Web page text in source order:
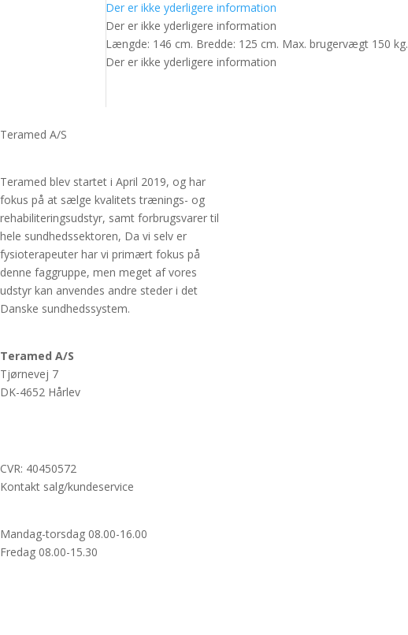
Der er ikke yderligere information
Der er ikke yderligere information
Længde: 146 cm. Bredde: 125 cm. Max. brugervægt 150 kg.
Der er ikke yderligere information
Teramed A/S
Teramed blev startet i April 2019, og har
fokus på at sælge kvalitets trænings- og
rehabiliteringsudstyr, samt forbrugsvarer til
hele sundhedssektoren, Da vi selv er
fysioterapeuter har vi primært fokus på
denne faggruppe, men meget af vores
udstyr kan anvendes andre steder i det
Danske sundhedssystem.
Teramed A/S
Tjørnevej 7
DK-4652 Hårlev
CVR: 40450572
Kontakt salg/kundeservice
Mandag-torsdag 08.00-16.00
Fredag 08.00-15.30